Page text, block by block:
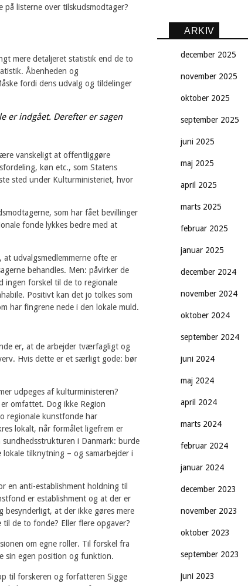
listerne over tilskudsmodtager?
mere detaljeret statistik end de to
Åbenheden og
fordi dens udvalg og tildelinger
er indgået. Derefter er sagen
vanskeligt at offentliggøre
køn etc., som Statens
sted under Kulturministeriet, hvor
som har fået bevillinger
fonde lykkes bedre med at
udvalgsmedlemmerne ofte er
behandles. Men: påvirker de
ingen forskel til de to regionale
Positivt kan det jo tolkes som
har fingrene nede i den lokale muld.
er, at de arbejder tværfagligt og
Hvis dette er et særligt gode: bør
udpeges af kulturministeren?
omfattet. Dog ikke Region
regionale kunstfonde har
lokalt, når formålet ligefrem er
i Danmark: burde
tilknytning – og samarbejder i
en anti-establishment holdning til
er establishment og at der er
besynderligt, at der ikke gøres mere
de to fonde? Eller flere opgaver?
om egne roller. Til forskel fra
sin egen position og funktion.
til forskeren og forfatteren Sigge
ARKIV
december 2025
november 2025
oktober 2025
september 2025
juni 2025
maj 2025
april 2025
marts 2025
februar 2025
januar 2025
december 2024
november 2024
oktober 2024
september 2024
juni 2024
maj 2024
april 2024
marts 2024
februar 2024
januar 2024
december 2023
november 2023
oktober 2023
september 2023
juni 2023